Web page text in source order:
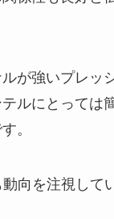
が強いプレッ
ルにとっては
。
向を注視して